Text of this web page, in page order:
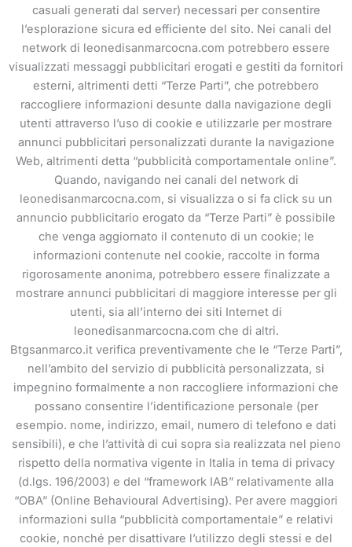
casuali generati dal server) necessari per consentire
l’esplorazione sicura ed efficiente del sito. Nei canali del
network di leonedisanmarcocna.com potrebbero essere
visualizzati messaggi pubblicitari erogati e gestiti da fornitori
esterni, altrimenti detti “Terze Parti”, che potrebbero
raccogliere informazioni desunte dalla navigazione degli
utenti attraverso l’uso di cookie e utilizzarle per mostrare
annunci pubblicitari personalizzati durante la navigazione
Web, altrimenti detta “pubblicità comportamentale online”.
Quando, navigando nei canali del network di
leonedisanmarcocna.com, si visualizza o si fa click su un
annuncio pubblicitario erogato da “Terze Parti” è possibile
che venga aggiornato il contenuto di un cookie; le
informazioni contenute nel cookie, raccolte in forma
rigorosamente anonima, potrebbero essere finalizzate a
mostrare annunci pubblicitari di maggiore interesse per gli
utenti, sia all’interno dei siti Internet di
leonedisanmarcocna.com che di altri.
Btgsanmarco.it verifica preventivamente che le “Terze Parti”,
nell’ambito del servizio di pubblicità personalizzata, si
impegnino formalmente a non raccogliere informazioni che
possano consentire l’identificazione personale (per
esempio. nome, indirizzo, email, numero di telefono e dati
sensibili), e che l’attività di cui sopra sia realizzata nel pieno
rispetto della normativa vigente in Italia in tema di privacy
(d.lgs. 196/2003) e del “framework IAB” relativamente alla
“OBA” (Online Behavioural Advertising). Per avere maggiori
informazioni sulla “pubblicità comportamentale” e relativi
cookie, nonché per disattivare l’utilizzo degli stessi e del